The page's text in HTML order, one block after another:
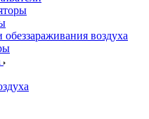
обеззараживания воздуха